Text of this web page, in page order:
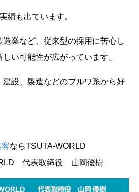
績も出ています。
業など、従来型の採用に苦心し
い可能性が広がっています。
設、製造などのブルワ系から好
客ならTSUTA-WORLD
代表取締役 山岡優樹